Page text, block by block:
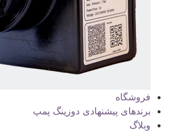
فروشگاه
برندهای پیشنهادی دوزینگ پمپ
وبلاگ